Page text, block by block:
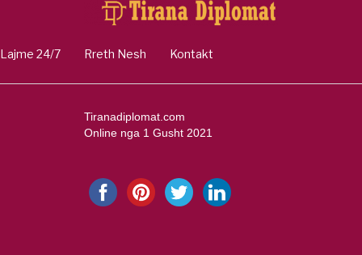
Lajme 24/7 Rreth Nesh Kontakt
Tiranadiplomat.com
Online nga 1 Gusht 2021